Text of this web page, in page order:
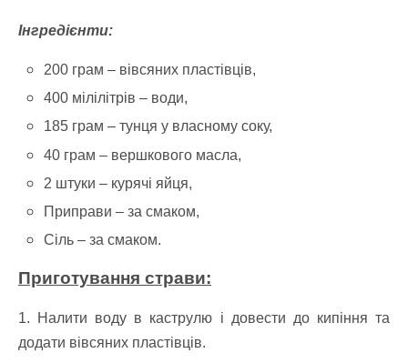
Інгредієнти:
200 грам – вівсяних пластівців,
400 мілілітрів – води,
185 грам – тунця у власному соку,
40 грам – вершкового масла,
2 штуки – курячі яйця,
Приправи – за смаком,
Сіль – за смаком.
Приготування страви:
1. Налити воду в каструлю і довести до кипіння та
додати вівсяних пластівців.